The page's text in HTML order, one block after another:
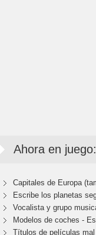
Ahora en juego:
Capitales de Europa
Escribe los planetas
Vocalista y grupo
Modelos de coches -
Títulos de películas mal